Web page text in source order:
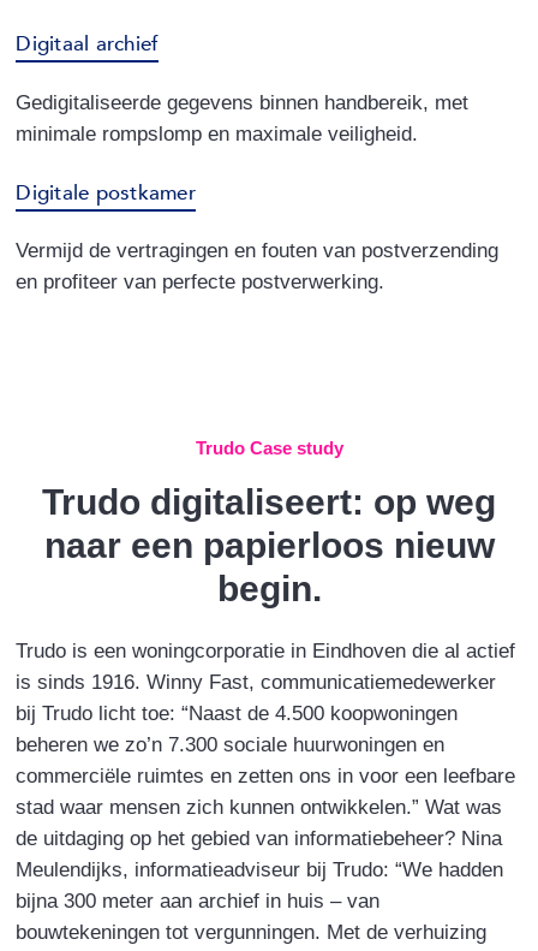
Digitaal archief
Gedigitaliseerde gegevens binnen handbereik, met
minimale rompslomp en maximale veiligheid.
Digitale postkamer
Vermijd de vertragingen en fouten van postverzending
en profiteer van perfecte postverwerking.
Trudo Case study
Trudo digitaliseert: op weg
naar een papierloos nieuw
begin.
Trudo is een woningcorporatie in Eindhoven die al actief
is sinds 1916. Winny Fast, communicatiemedewerker
bij Trudo licht toe: “Naast de 4.500 koopwoningen
beheren we zo’n 7.300 sociale huurwoningen en
commerciële ruimtes en zetten ons in voor een leefbare
stad waar mensen zich kunnen ontwikkelen.” Wat was
de uitdaging op het gebied van informatiebeheer? Nina
Meulendijks, informatieadviseur bij Trudo: “We hadden
bijna 300 meter aan archief in huis – van
bouwtekeningen tot vergunningen. Met de verhuizing